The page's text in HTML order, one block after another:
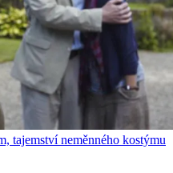
tajemství neměnného kostýmu